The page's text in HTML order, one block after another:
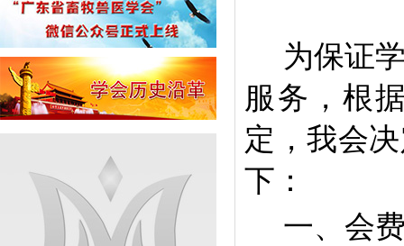
为保证
服务，根
定，我会
下：
一、会